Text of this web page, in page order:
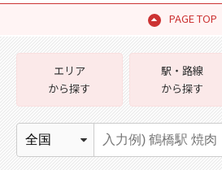
PAGE TOP
エリア
から探す
駅・路線
から探す